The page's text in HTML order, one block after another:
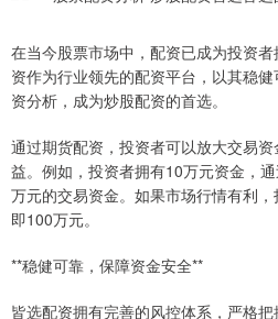
在当今股票市场中，配资已成为投资
资作为行业领先的配资平台，以其稳
资分析，成为炒股配资的首选。
通过期货配资，投资者可以放大交易
益。例如，投资者拥有10万元资金，
万元的交易资金。如果市场行情有利
即100万元。
**稳健可靠，保障资金安全**
皆选配资拥有完善的风控体系，严格